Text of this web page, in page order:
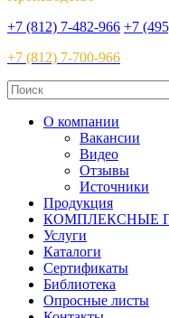
+7 (812) 7-482-966 +7
+7 (812) 7-700-966
О компании
Вакансии
Видео
Отзывы
Источники
Продукция
КОМПЛЕКСНЫЕ
Услуги
Каталоги
Сертификаты
Библиотека
Опросные листы